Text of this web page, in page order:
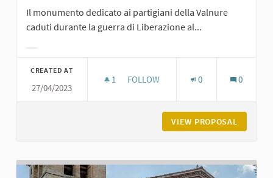
Il monumento dedicato ai partigiani della Valnure
caduti durante la guerra di Liberazione al...
CREATED AT
27/04/2023
1 1 FOLLOWER
FOLLOW 0 0
VIEW PROPOSAL